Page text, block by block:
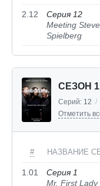
2.12
Серия 12
Meeting
Spielberg
СЕЗОН 1
Серий: 12 /
Отметить
# НАЗВАНИЕ
1.01
Серия 1
Mr. First Lady